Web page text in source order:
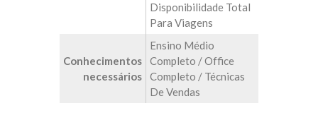
Disponibilidade Total
Para Viagens
Conhecimentos
necessários
Ensino Médio
Completo / Office
Completo / Técnicas
De Vendas